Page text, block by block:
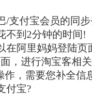
/支付宝会员的同
不到2分钟的时间!
在阿里妈妈登陆页
，进行淘宝客相
作，需要您补全信
付宝?